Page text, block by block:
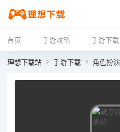
首页 手游攻略 手游下载
理想下载站 手游下载 角色扮演